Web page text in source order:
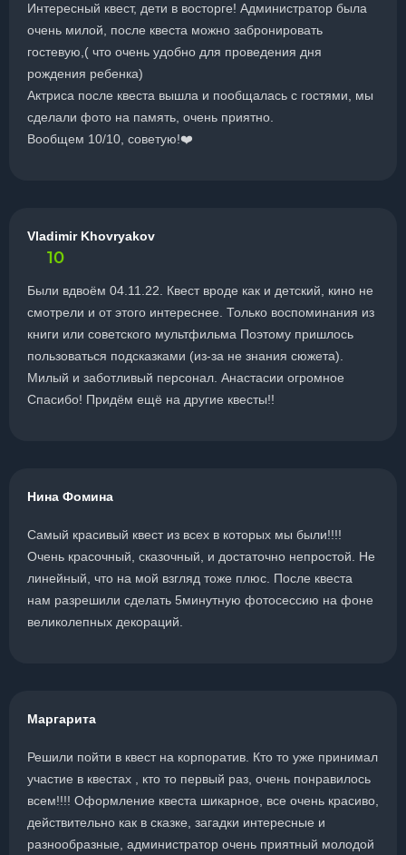
Интересный квест, дети в восторге! Администратор была
очень милой, после квеста можно забронировать
гостевую,( что очень удобно для проведения дня
рождения ребенка)
Актриса после квеста вышла и пообщалась с гостями, мы
сделали фото на память, очень приятно.
Вообщем 10/10, советую!❤️
Vladimir Khovryakov
10
Были вдвоём 04.11.22. Квест вроде как и детский, кино не
смотрели и от этого интереснее. Только воспоминания из
книги или советского мультфильма Поэтому пришлось
пользоваться подсказками (из-за не знания сюжета).
Милый и заботливый персонал. Анастасии огромное
Спасибо! Придём ещё на другие квесты!!
Нина Фомина
Самый красивый квест из всех в которых мы были!!!!
Очень красочный, сказочный, и достаточно непростой. Не
линейный, что на мой взгляд тоже плюс. После квеста
нам разрешили сделать 5минутную фотосессию на фоне
великолепных декораций.
Маргарита
Решили пойти в квест на корпоратив. Кто то уже принимал
участие в квестах , кто то первый раз, очень понравилось
всем!!!! Оформление квеста шикарное, все очень красиво,
действительно как в сказке, загадки интересные и
разнообразные, администратор очень приятный молодой